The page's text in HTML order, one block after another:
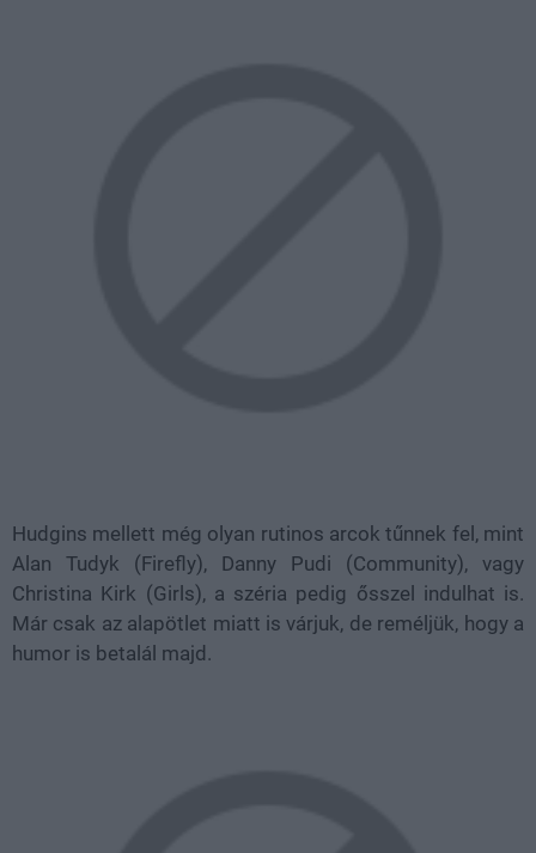
Hudgins mellett még olyan rutinos arcok tűnnek fel, mint
Alan Tudyk (Firefly), Danny Pudi (Community), vagy
Christina Kirk (Girls), a széria pedig ősszel indulhat is.
Már csak az alapötlet miatt is várjuk, de reméljük, hogy a
humor is betalál majd.